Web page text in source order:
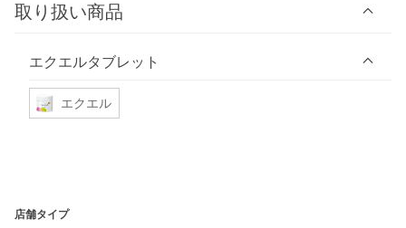
取り扱い商品
エクエルタブレット
エクエル
店舗タイプ